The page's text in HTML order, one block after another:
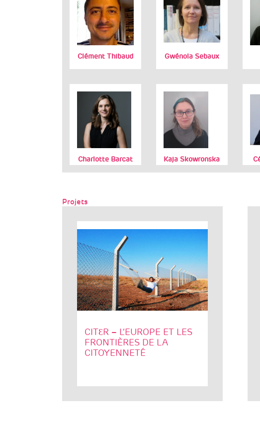
Clément Thibaud Gwénola Sebaux
Charlotte Barcat Kaja Skowronska
Projets
CITƐR – L’EUROPE ET LES
FRONTIÈRES DE LA
CITOYENNETÉ